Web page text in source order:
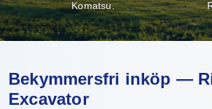
Komatsu.
Bekymmersfri inköp —
Excavator